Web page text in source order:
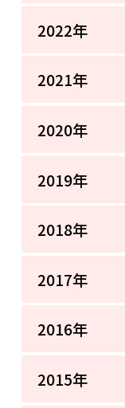
2022年
2021年
2020年
2019年
2018年
2017年
2016年
2015年